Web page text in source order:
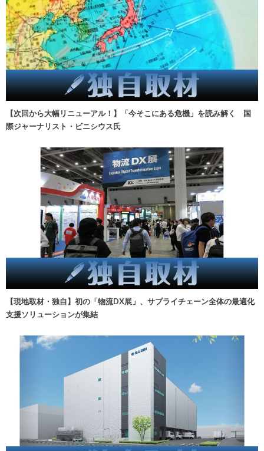
【次回から大幅リニューアル！】「今そこにある危機」を読み解く 国
際ジャーナリスト・ビニシウス氏
【現地取材・独自】初の「物流DX展」、サプライチェーン全体の最適化
支援ソリューションが集結